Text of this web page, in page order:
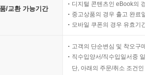
/교환 가능기간
디지털 콘텐츠인 eBook의
중고상품의 경우 출고 완료
모바일 쿠폰의 경우 유효기
고객의 단순변심 및 착오구
직수입양서/직수입일서중
단, 아래의 주문/취소 조건